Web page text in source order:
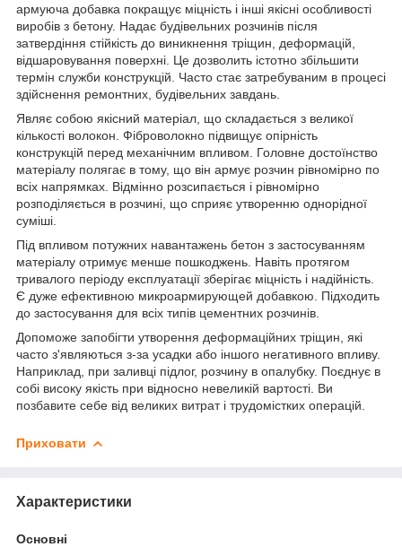
армуюча добавка покращує міцність і інші якісні особливості
виробів з бетону. Надає будівельних розчинів після
затвердіння стійкість до виникнення тріщин, деформацій,
відшаровування поверхні. Це дозволить істотно збільшити
термін служби конструкцій. Часто стає затребуваним в процесі
здійснення ремонтних, будівельних завдань.
Являє собою якісний матеріал, що складається з великої
кількості волокон. Фіброволокно підвищує опірність
конструкцій перед механічним впливом. Головне достоїнство
матеріалу полягає в тому, що він армує розчин рівномірно по
всіх напрямках. Відмінно розсипається і рівномірно
розподіляється в розчині, що сприяє утворенню однорідної
суміші.
Під впливом потужних навантажень бетон з застосуванням
матеріалу отримує менше пошкоджень. Навіть протягом
тривалого періоду експлуатації зберігає міцність і надійність.
Є дуже ефективною микроармирующей добавкою. Підходить
до застосування для всіх типів цементних розчинів.
Допоможе запобігти утворення деформаційних тріщин, які
часто з'являються з-за усадки або іншого негативного впливу.
Наприклад, при заливці підлог, розчину в опалубку. Поєднує в
собі високу якість при відносно невеликій вартості. Ви
позбавите себе від великих витрат і трудомістких операцій.
Приховати
Характеристики
Основні